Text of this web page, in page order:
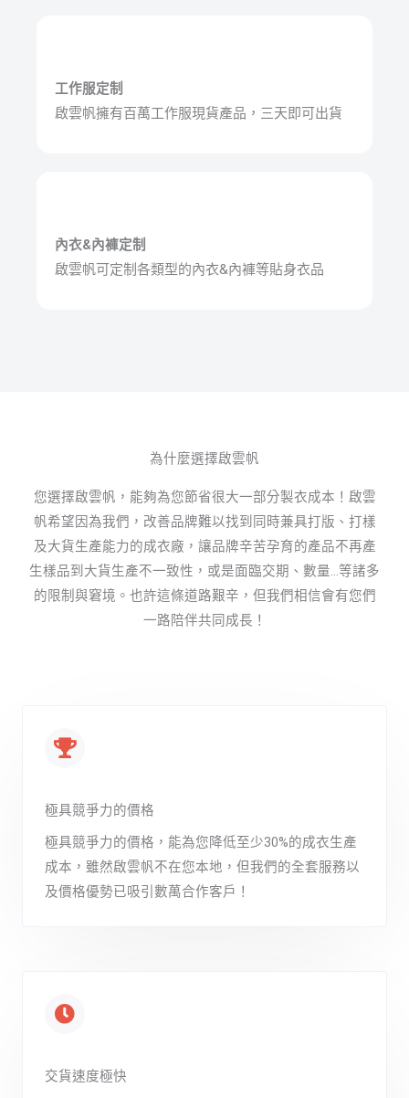
工作服定制
啟雲帆擁有百萬工作服現貨產品，三天即可出貨
內衣&內褲定制
啟雲帆可定制各類型的內衣&內褲等貼身衣品
為什麼選擇啟雲帆
您選擇啟雲帆，能夠為您節省很大一部分製衣成本！啟雲
帆希望因為我們，改善品牌難以找到同時兼具打版、打樣
及大貨生產能力的成衣廠，讓品牌辛苦孕育的產品不再產
生樣品到大貨生產不一致性，或是面臨交期、數量…等諸多
的限制與窘境。也許這條道路艱辛，但我們相信會有您們
一路陪伴共同成長！
極具競爭力的價格
極具競爭力的價格，能為您降低至少30%的成衣生產
成本，雖然啟雲帆不在您本地，但我們的全套服務以
及價格優勢已吸引數萬合作客戶！
交貨速度極快